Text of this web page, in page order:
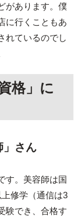
があります。僕
に行くこともあ
れているのでし
格」に
」さん
す。美容師は国
修学（通信は3
験でき、合格す